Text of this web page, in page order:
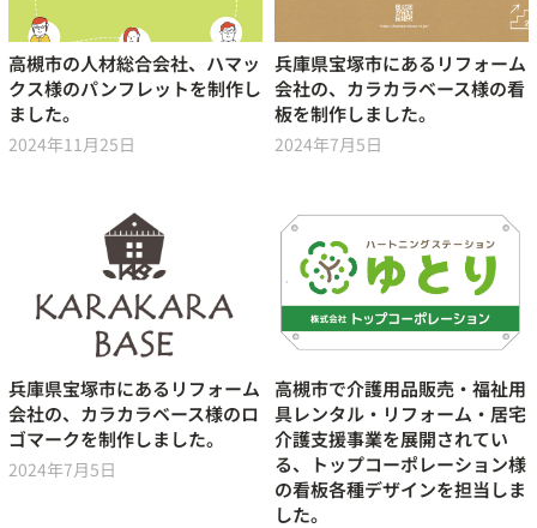
高槻市の人材総合会社、ハマッ
クス様のパンフレットを制作し
ました。
2024年11月25日
兵庫県宝塚市にあるリフォーム
会社の、カラカラベース様の看
板を制作しました。
2024年7月5日
兵庫県宝塚市にあるリフォーム
会社の、カラカラベース様のロ
ゴマークを制作しました。
2024年7月5日
高槻市で介護用品販売・福祉用
具レンタル・リフォーム・居宅
介護支援事業を展開されてい
る、トップコーポレーション様
の看板各種デザインを担当しま
した。